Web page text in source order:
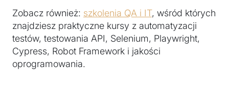
Zobacz również: szkolenia QA i IT, wśród których
znajdziesz praktyczne kursy z automatyzacji
testów, testowania API, Selenium, Playwright,
Cypress, Robot Framework i jakości
oprogramowania.